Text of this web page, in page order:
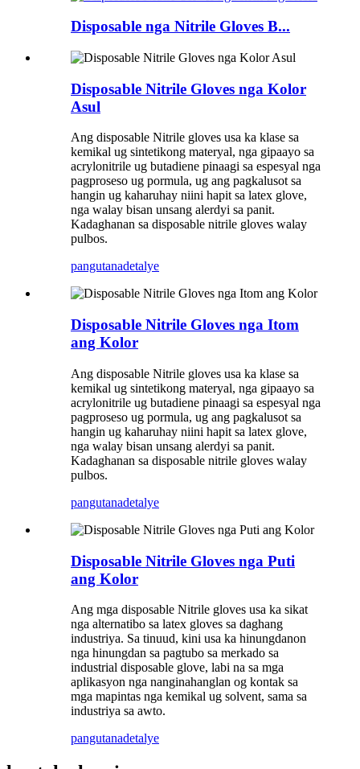
Disposable nga Nitrile Gloves B...
Disposable Nitrile Gloves nga Kolor
Asul
Ang disposable Nitrile gloves usa ka klase sa
kemikal ug sintetikong materyal, nga gipaayo sa
acrylonitrile ug butadiene pinaagi sa espesyal nga
pagproseso ug pormula, ug ang pagkalusot sa
hangin ug kaharuhay niini hapit sa latex glove,
nga walay bisan unsang alerdyi sa panit.
Kadaghanan sa disposable nitrile gloves walay
pulbos.
pangutanadetalye
Disposable Nitrile Gloves nga Itom
ang Kolor
Ang disposable Nitrile gloves usa ka klase sa
kemikal ug sintetikong materyal, nga gipaayo sa
acrylonitrile ug butadiene pinaagi sa espesyal nga
pagproseso ug pormula, ug ang pagkalusot sa
hangin ug kaharuhay niini hapit sa latex glove,
nga walay bisan unsang alerdyi sa panit.
Kadaghanan sa disposable nitrile gloves walay
pulbos.
pangutanadetalye
Disposable Nitrile Gloves nga Puti
ang Kolor
Ang mga disposable Nitrile gloves usa ka sikat
nga alternatibo sa latex gloves sa daghang
industriya. Sa tinuud, kini usa ka hinungdanon
nga hinungdan sa pagtubo sa merkado sa
industrial disposable glove, labi na sa mga
aplikasyon nga nanginahanglan og kontak sa
mga mapintas nga kemikal ug solvent, sama sa
industriya sa awto.
pangutanadetalye